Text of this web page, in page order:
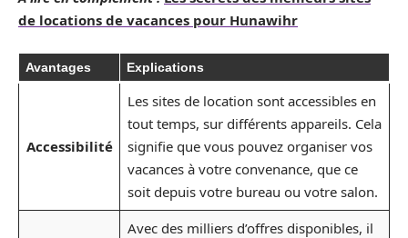
de locations de vacances pour Hunawihr
Avantages Explications
Accessibilité
Les sites de location sont accessibles en
tout temps, sur différents appareils. Cela
signifie que vous pouvez organiser vos
vacances à votre convenance, que ce
soit depuis votre bureau ou votre salon.
Avec des milliers d’offres disponibles, il